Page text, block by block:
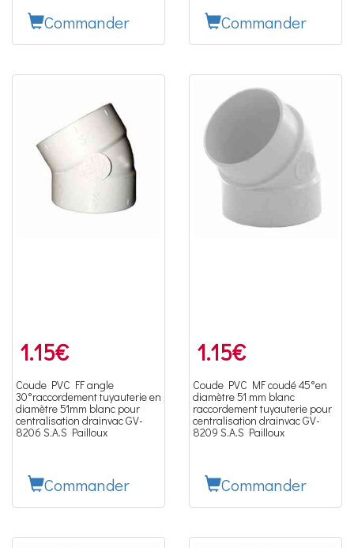
Commander Commander
1.15€
Coude PVC FF angle
30°raccordement tuyauterie en
diamètre 51mm blanc pour
centralisation drainvac GV-
8206 S.A.S Pailloux
Commander
1.15€
Coude PVC MF coudé 45°en
diamètre 51 mm blanc
raccordement tuyauterie pour
centralisation drainvac GV-
8209 S.A.S Pailloux
Commander